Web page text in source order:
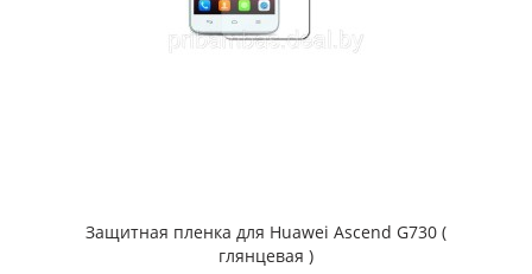
Защитная пленка для Huawei Ascend G730 (
глянцевая )